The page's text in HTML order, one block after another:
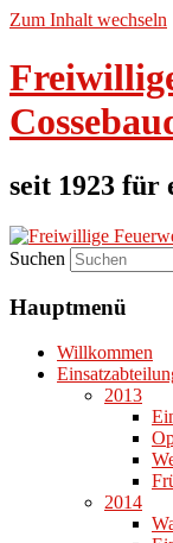
Zum Inhalt wechseln
seit 1923 für
Suchen
Hauptmenü
Willkommen
2013
2014